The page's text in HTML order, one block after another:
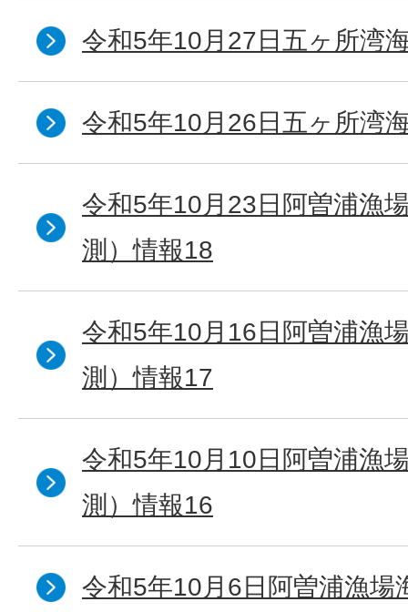
令和5年10月27日五ヶ所湾
令和5年10月26日五ヶ所湾
令和5年10月23日阿曽浦漁
測）情報18
令和5年10月16日阿曽浦漁
測）情報17
令和5年10月10日阿曽浦漁
測）情報16
令和5年10月6日阿曽浦漁場